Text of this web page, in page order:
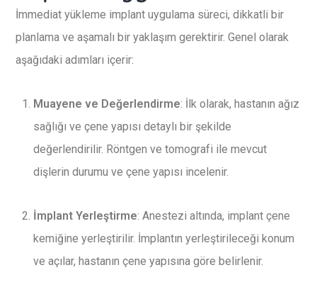
İmmediat yükleme implant uygulama süreci, dikkatli bir
planlama ve aşamalı bir yaklaşım gerektirir. Genel olarak
aşağıdaki adımları içerir:
Muayene ve Değerlendirme: İlk olarak, hastanın ağız
sağlığı ve çene yapısı detaylı bir şekilde
değerlendirilir. Röntgen ve tomografi ile mevcut
dişlerin durumu ve çene yapısı incelenir.
İmplant Yerleştirme: Anestezi altında, implant çene
kemiğine yerleştirilir. İmplantın yerleştirileceği konum
ve açılar, hastanın çene yapısına göre belirlenir.